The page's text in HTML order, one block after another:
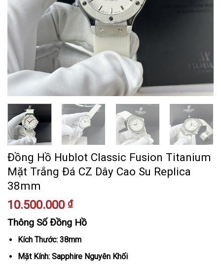
Đồng Hồ Hublot Classic Fusion Titanium
Mặt Trắng Đá CZ Dây Cao Su Replica
38mm
10.500.000 ₫
Thông Số Đồng Hồ
Kích Thước: 38mm
Mặt Kính: Sapphire Nguyên Khối